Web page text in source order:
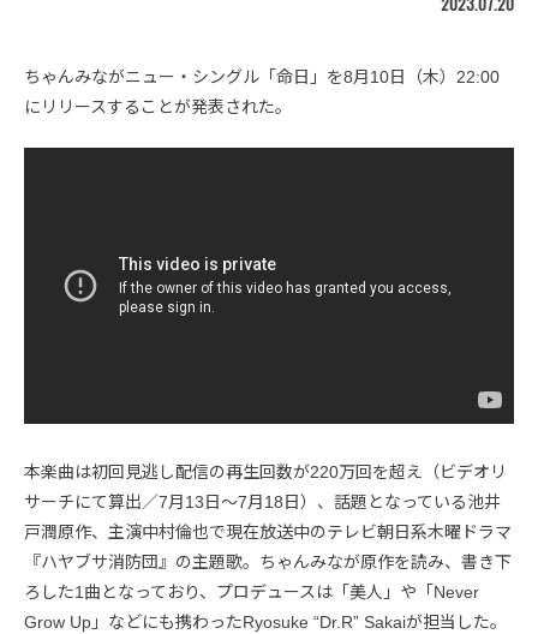
ちゃんみながニュー・シングル「命日」を8月10日（木）22:00
にリリースすることが発表された。
本楽曲は初回見逃し配信の再生回数が220万回を超え（ビデオリ
サーチにて算出／7月13日～7月18日）、話題となっている池井
戸潤原作、主演中村倫也で現在放送中のテレビ朝日系木曜ドラマ
『ハヤブサ消防団』の主題歌。ちゃんみなが原作を読み、書き下
ろした1曲となっており、プロデュースは「美人」や「Never
Grow Up」などにも携わったRyosuke “Dr.R” Sakaiが担当した。